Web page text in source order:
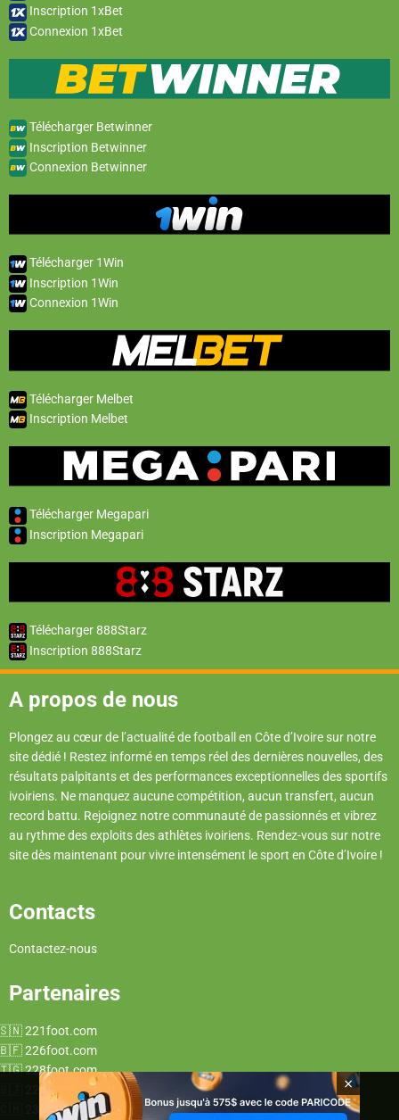
Inscription 1xBet
Connexion 1xBet
Télécharger Betwinner
Inscription Betwinner
Connexion Betwinner
Télécharger 1Win
Inscription 1Win
Connexion 1Win
Télécharger Melbet
Inscription Melbet
Télécharger Megapari
Inscription Megapari
Télécharger 888Starz
Inscription 888Starz
A propos de nous
Plongez au cœur de l’actualité de football en Côte d’Ivoire sur notre
site dédié ! Restez informé en temps réel des dernières nouvelles, des
résultats palpitants et des performances exceptionnelles des sportifs
ivoiriens. Ne manquez aucune compétition, aucun transfert, aucun
record battu. Rejoignez notre communauté de passionnés et vibrez
au rythme des exploits des athlètes ivoiriens. Rendez-vous sur notre
site dès maintenant pour vivre intensément le sport en Côte d’Ivoire !
Contacts
Contactez-nous
Partenaires
221foot.com
226foot.com
228foot.com
229foot.com
237foot.com
×